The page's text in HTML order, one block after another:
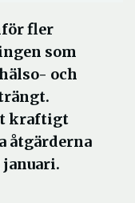
fler
som
och
kraftigt
åtgärderna
januari.